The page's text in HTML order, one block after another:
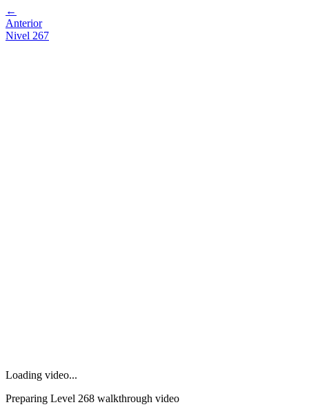
←
Anterior
Nivel 267
Loading video...
Preparing Level 268 walkthrough video